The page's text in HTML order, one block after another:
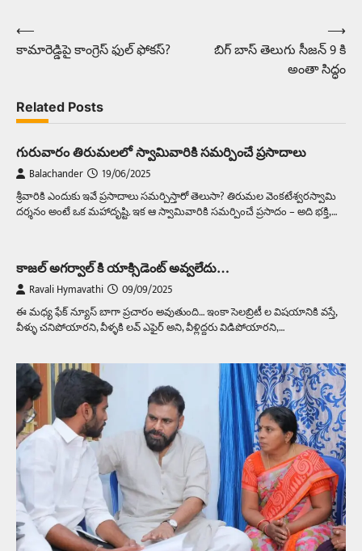
Post
navigation
⟵
కామారెడ్డిపై కాంగ్రెస్ ఫుల్ ఫోకస్?
బిగ్ బాస్ తెలుగు సీజన్ 9 కి
అంతా సిద్ధం
⟶
Related Posts
గురువారం తిరుమలలో స్వామివారికి సమర్పించే ప్రసాదాలు
Balachander 19/06/2025
శ్రీవారికి ఎందుకు ఇవే ప్రసాదాలు సమర్పిస్తారో తెలుసా? తిరుమల వెంకటేశ్వరస్వామి
దర్శనం అంటే ఒక మహాదృష్టి. ఇక ఆ స్వామివారికి సమర్పించే ప్రసాదం – అది భక్తి,…
కాజల్ అగర్వాల్ కి యాక్సిడెంట్ అవ్వలేదు…
Ravali Hymavathi 09/09/2025
ఈ మధ్య ఫేక్ న్యూస్ బాగా ప్రచారం అవుతుంది… ఇంకా సెలబ్రిటీ ల విషయానికి వస్తే,
వీళ్ళు చనిపోయారని, వీళ్ళకి లవ్ ఎఫైర్ అని, వీళ్లిద్దరు విడిపోయారని,…